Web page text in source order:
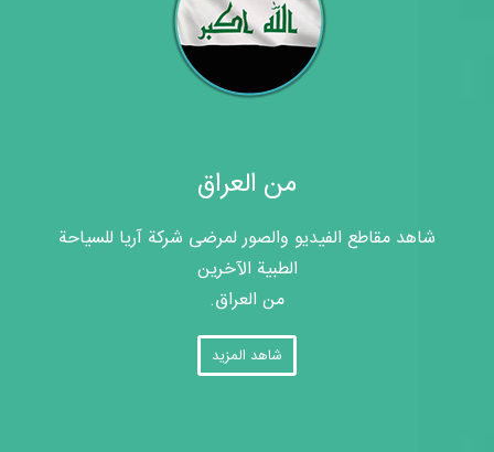
من العراق
شاهد مقاطع الفيديو والصور لمرضى شركة آريا للسياحة
الطبية الآخرين
من العراق.
شاهد المزيد